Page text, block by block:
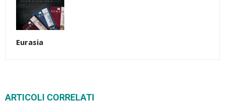
Eurasia
ARTICOLI CORRELATI